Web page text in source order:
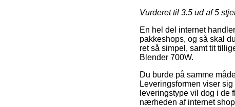
Vurderet til 3.5 ud af 5
En hel del internet
pakkeshops, og så skal
ret så simpel, samt tit
Blender 700W.
Du burde på samme
Leveringsformen viser
leveringstype vil dog i
nærheden af internet